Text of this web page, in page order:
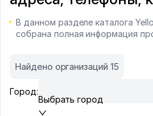
В данном разделе каталога
собрана полная информация
Найдено организаций 15
Город:
Выбрать город